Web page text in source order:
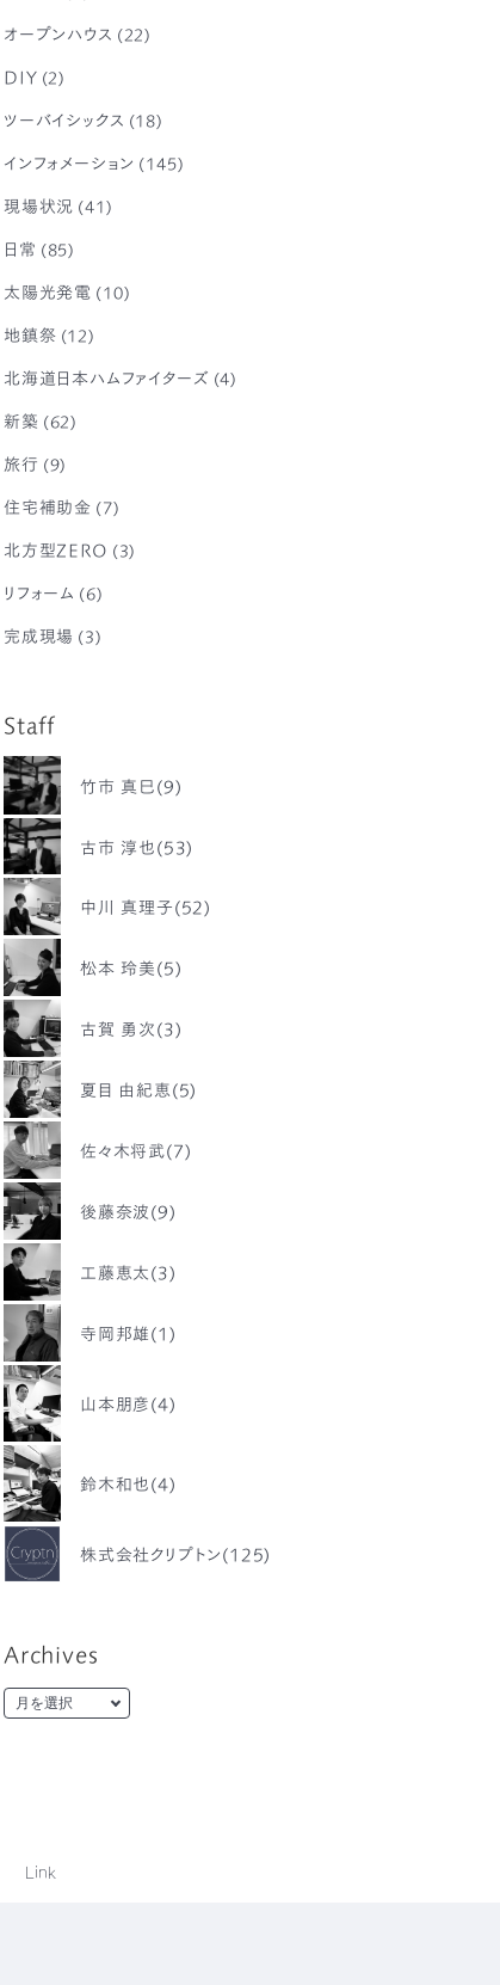
オープンハウス (22)
DIY (2)
ツーバイシックス (18)
インフォメーション (145)
現場状況 (41)
日常 (85)
太陽光発電 (10)
地鎮祭 (12)
北海道日本ハムファイターズ (4)
新築 (62)
旅行 (9)
住宅補助金 (7)
北方型ZERO (3)
リフォーム (6)
完成現場 (3)
Staff
竹市 真巳(9)
古市 淳也(53)
中川 真理子(52)
松本 玲美(5)
古賀 勇次(3)
夏目 由紀恵(5)
佐々木将武(7)
後藤奈波(9)
工藤恵太(3)
寺岡邦雄(1)
山本朋彦(4)
鈴木和也(4)
株式会社クリプトン(125)
Archives
Link